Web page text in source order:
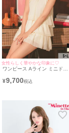
女性らしく華やかな印象に♡
ワンピース Aライン ミニドレ
ク ホルターネック バックリボ
ン ビジュー ティアード フリル
¥9,700